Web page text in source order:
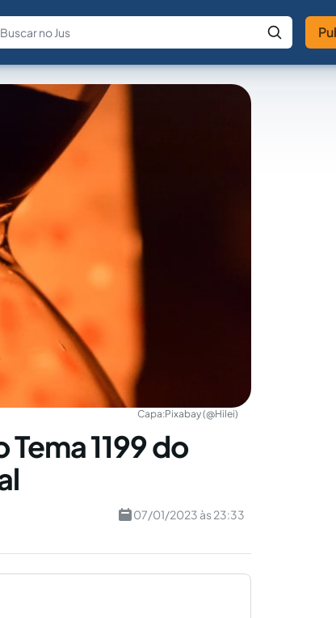
Fale com a IA Buscar no Jus
Capa:Pixabay (@Hilei)
1199 do
07/01/2023 às 23:33